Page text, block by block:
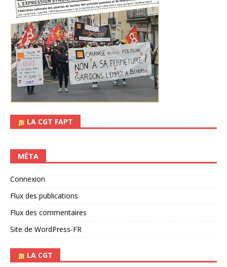
LA CGT FAPT
MÉTA
Connexion
Flux des publications
Flux des commentaires
Site de WordPress-FR
LA CGT